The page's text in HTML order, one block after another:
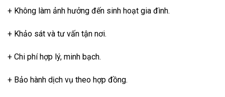
+ Không làm ảnh hưởng đến sinh hoạt gia đình.
+ Khảo sát và tư vấn tận nơi.
+ Chi phí hợp lý, minh bạch.
+ Bảo hành dịch vụ theo hợp đồng.